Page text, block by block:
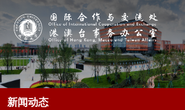
新闻动态